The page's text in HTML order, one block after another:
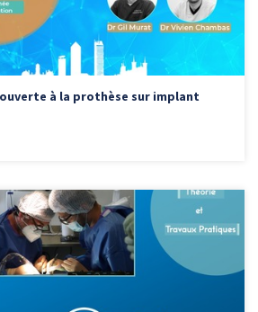
à la prothèse sur implant